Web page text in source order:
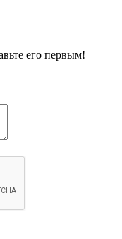
его первым!